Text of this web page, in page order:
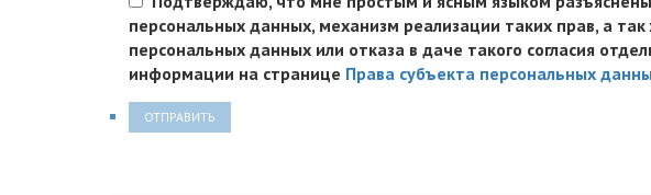
персональных данных, механизм реализации таких прав, а так
персональных данных или отказа в даче такого согласия
информации на странице Права субъекта персональных
ОТПРАВИТЬ